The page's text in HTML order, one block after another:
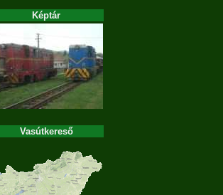
Képtár
Vasútkereső